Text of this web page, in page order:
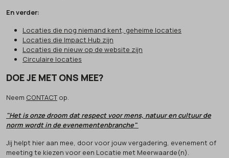
En verder:
Locaties die nog niemand kent, geheime locaties
Locaties die Impact Hub zijn
Locaties die nieuw op de website zijn
Circulaire locaties
DOE JE MET ONS MEE?
Neem CONTACTop.
"Het is onze droom dat respect voor mens, natuur en cultuur de
norm wordt in de evenementenbranche"
Jij helpt hier aan mee, door voor jouw vergadering, evenement of
meeting te kiezen voor een Locatie met Meerwaarde(n).